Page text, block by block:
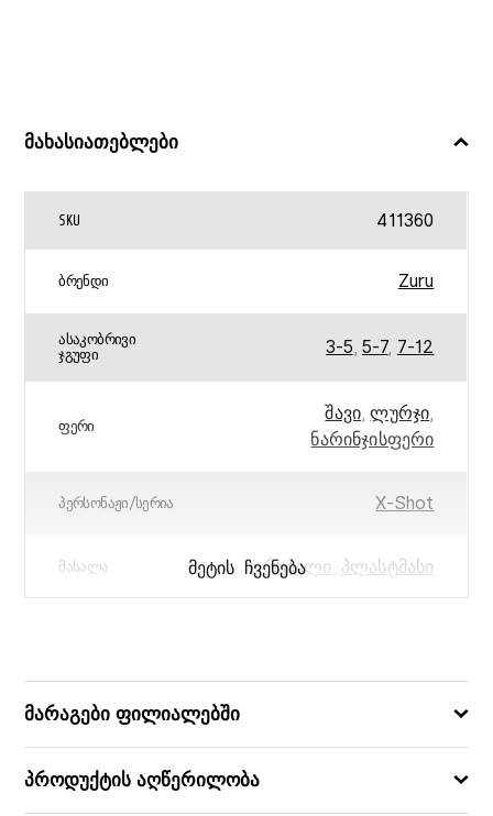
მახასიათებლები
SKU 411360
ᲑᲠᲔᲜᲓᲘ Zuru
ᲐᲡᲐᲙᲝᲑᲠᲘᲕᲘ
ᲯᲒᲣᲤᲘ
3-5, 5-7, 7-12
ᲤᲔᲠᲘ
შავი,ლურჯი,
ნარინჯისფერი
ᲞᲔᲠᲡᲝᲜᲐᲟᲘ/ᲡᲔᲠᲘᲐ X-Shot
ᲛᲐᲡᲐᲚᲐ ღრუბელი პლასტმასი
ᲛᲔᲢᲘᲡ ᲩᲕᲔᲜᲔᲑᲐ
მარაგები ფილიალებში
პროდუქტის აღწერილობა